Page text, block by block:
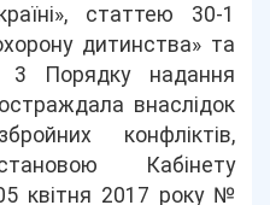
статтею 30-1
дитинства» та
3 Порядку надання
внаслідок
конфліктів,
Кабінету
05 квітня 2017 року №